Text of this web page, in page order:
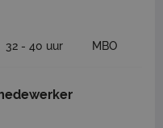
32 - 40 uur MBO